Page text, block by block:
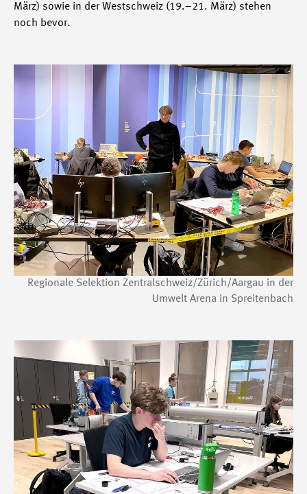
März) sowie in der Westschweiz (19.–21. März) stehen
noch bevor.
Regionale Selektion Zentralschweiz/Zürich/Aargau in der
Umwelt Arena in Spreitenbach